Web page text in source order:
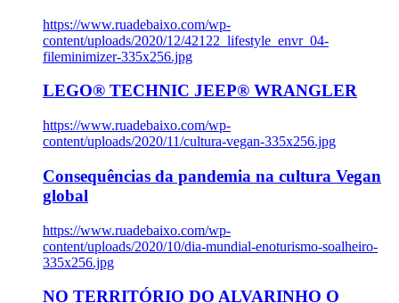
https://www.ruadebaixo.com/wp-
content/uploads/2020/12/42122_lifestyle_envr_04-
fileminimizer-335x256.jpg
LEGO® TECHNIC JEEP® WRANGLER
https://www.ruadebaixo.com/wp-
content/uploads/2020/11/cultura-vegan-335x256.jpg
Consequências da pandemia na cultura Vegan
global
https://www.ruadebaixo.com/wp-
content/uploads/2020/10/dia-mundial-enoturismo-soalheiro-
335x256.jpg
NO TERRITÓRIO DO ALVARINHO O